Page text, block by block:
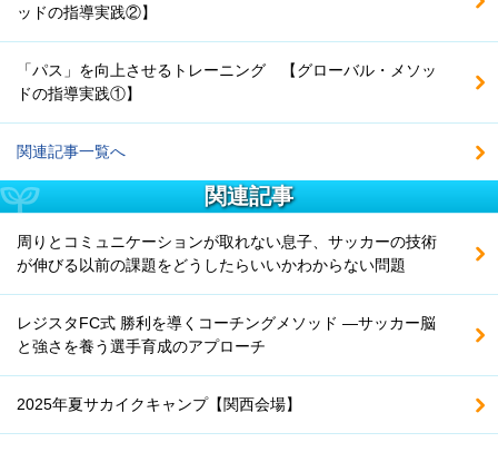
ッドの指導実践②】
「パス」を向上させるトレーニング 【グローバル・メソッ
ドの指導実践①】
関連記事一覧へ
関連記事
周りとコミュニケーションが取れない息子、サッカーの技術
が伸びる以前の課題をどうしたらいいかわからない問題
レジスタFC式 勝利を導くコーチングメソッド ―サッカー脳
と強さを養う選手育成のアプローチ
2025年夏サカイクキャンプ【関西会場】